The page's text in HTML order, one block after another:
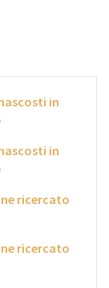
in
in
ricercato
ricercato